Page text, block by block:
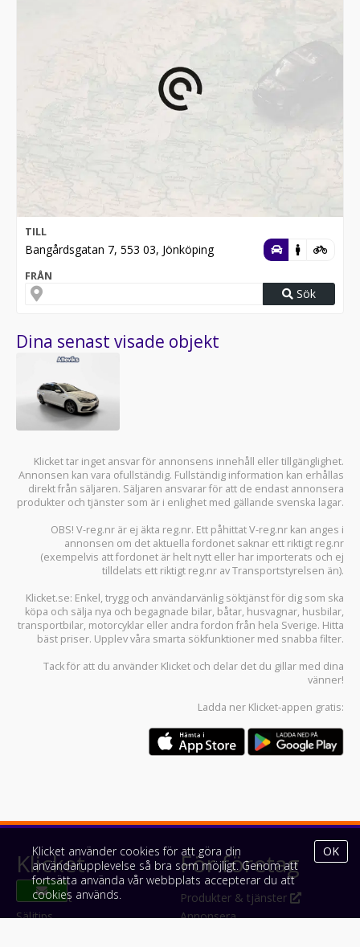
TILL
Bangårdsgatan 7, 553 03, Jönköping
FRÅN
Sök
Dina senast visade objekt
Klicket tar inget ansvar för annonsens innehåll eller tillgänglighet.
Annonsen kan vara ofullständig. Fullständig information kan erhållas
direkt från säljaren. Säljaren ansvarar för att de endast annonsera
produkter och tjänster som är i enlighet med gällande svenska lagar.
OBS! V-reg.nr är ej äkta reg.nr. Ett påhittat V-reg.nr kan anges i
annonsen om det aktuella fordonet saknar ett riktigt reg.nr
(exempelvis att fordonet är helt nytt eller har importerats och ej
tilldelats ett riktigt reg.nr av Transportstyrelsen än).
Klicket.se: Enkel, trygg och användarvänlig söktjänst för dig som ska
köpa och sälja nya och begagnade bilar, båtar, husvagnar, husbilar,
transportbilar, motorcyklar eller andra fordon från hela Sverige. Hitta
bäst priser. Upplev våra smarta sökfunktioner med snabba filter.
Tack för att du använder Klicket och delar det du gillar med dina
vänner!
Ladda ner Klicket-appen gratis:
Klicket
Om Klicket
Säljtips
För företag
Produkter & tjänster
Annonsera
Klicket använder cookies för att göra din
användarupplevelse så bra som möjligt. Genom att
fortsätta använda vår webbplats accepterar du att
cookies används.
OK